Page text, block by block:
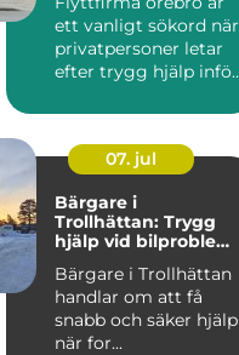
ett vanligt sökord när
privatpersoner letar
efter trygg hjälp inför
07. jul
Bärgare i
Trollhättan: Trygg
hjälp vid bilproblem
Bärgare i Trollhättan
handlar om att få
snabb och säker hjälp
när for...